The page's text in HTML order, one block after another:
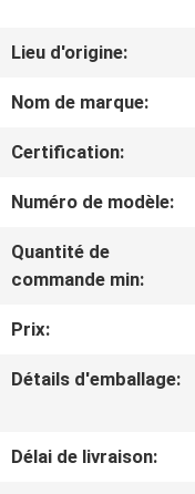
DE
NOUS
VISITE
D'USINE
DE
LA
QUALITÉ
Lieu d'origine:
Nom de marque:
Certification:
Numéro de modèle:
Quantité de
commande min:
Prix:
Détails d'emballage:
Délai de livraison: